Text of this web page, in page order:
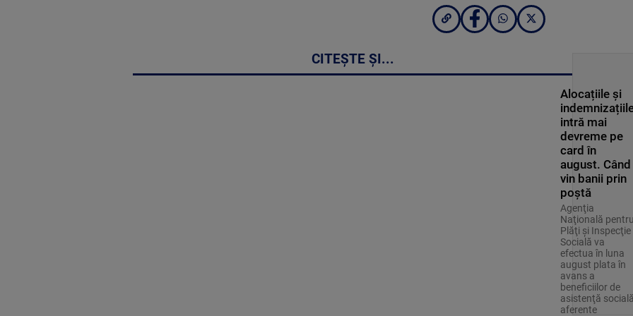
CITEȘTE ȘI...
Alocațiile și
intră mai
devreme pe
card în
august. Când
vin banii prin
poștă
Agenţia
Naţională pentru
Plăţi şi Inspecţie
Socială va
efectua în luna
august plata în
avans a
beneficiilor de
asistenţă socială
aferente